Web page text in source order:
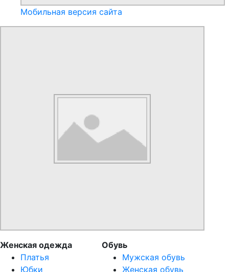
Мобильная версия сайта
Женская одежда
Платья
Юбки
Обувь
Мужская обувь
Женская обувь